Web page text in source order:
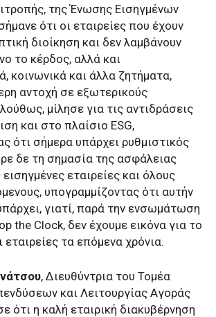
της Ένωσης Εισηγμένων
ότι οι εταιρείες που έχουν
διοίκηση και δεν λαμβάνουν
το κέρδος, αλλά και
κοινωνικά και άλλα ζητήματα,
αντοχή σε εξωτερικούς
μίλησε για τις αντιδράσεις
και στο πλαίσιο ESG,
ότι σήμερα υπάρχει ρυθμιστικός
δε τη σημασία της ασφάλειας
εισηγμένες εταιρείες και όλους
υπογραμμίζοντας ότι αυτήν
γιατί, παρά την ενσωμάτωση
the Clock, δεν έχουμε εικόνα για το
εταιρείες τα επόμενα χρόνια.
, Διευθύντρια του Τομέα
και Λειτουργίας Αγοράς
ότι η καλή εταιρική διακυβέρνηση